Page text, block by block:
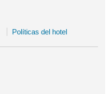
Políticas del hotel